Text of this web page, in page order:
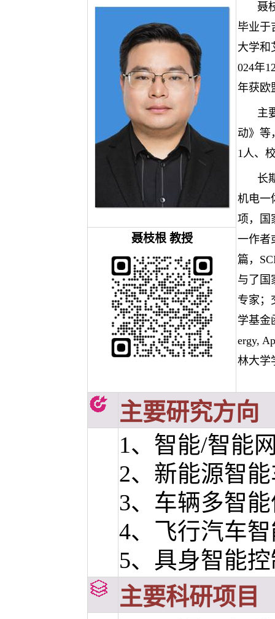
聂
毕业于
大学和
024年
年获欧
主
动》等
1人、
长
机电一
项，国
一作者
篇，
与了国
专家；
学基金
ergy,
林大学
聂枝根 教授
主要研究方向
1、智能/智能
2、新能源智
3、车辆多智
4、飞行汽车
5、具身智能
主要科研项目